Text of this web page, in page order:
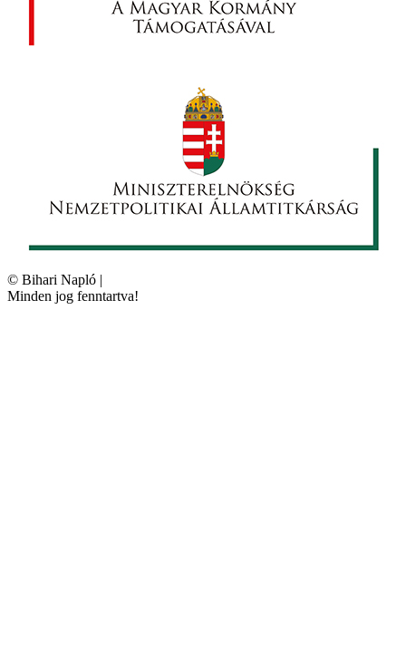
© Bihari Napló |
Minden jog fenntartva!